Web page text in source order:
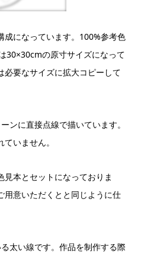
成になっています。100%参考色
30×30cmの原寸サイズになって
必要なサイズに拡大コピーして
ンに直接点線で描いています。
いません。
本とセットになっておりま
用意いただくとと同じように仕
太い線です。作品を制作する際